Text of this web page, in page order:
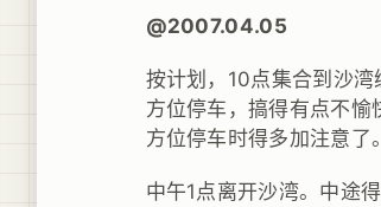
@2007.04.05
按计划，10点集合到沙
方位停车，搞得有点不愉
方位停车时得多加注意了。
中午1点离开沙湾。中途